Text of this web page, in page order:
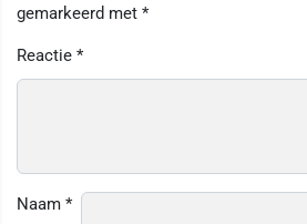
gemarkeerd met *
Reactie *
Naam *